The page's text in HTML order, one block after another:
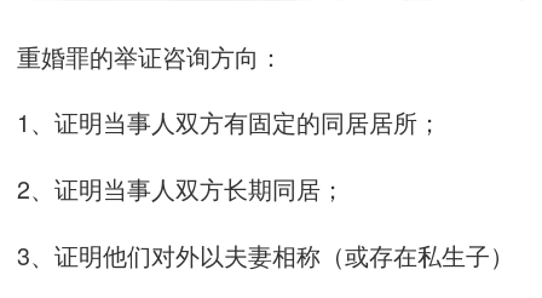
重婚罪的举证咨询方向：
1、证明当事人双方有固定的同居居所；
2、证明当事人双方长期同居；
3、证明他们对外以夫妻相称（或存在私生子）